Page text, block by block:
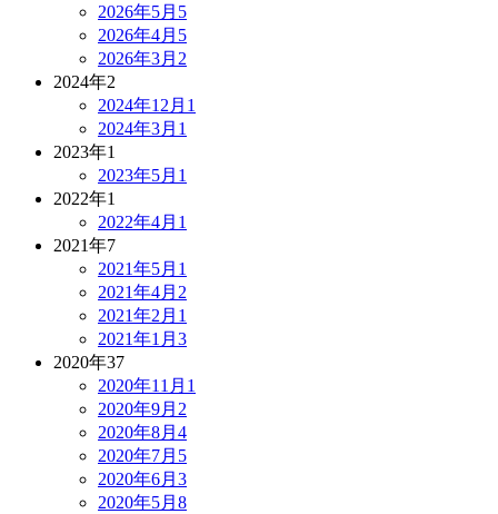
2026年5月 5
2026年4月 5
2026年3月 2
2024年2
2024年12月 1
2024年3月 1
2023年1
2023年5月 1
2022年1
2022年4月 1
2021年7
2021年5月 1
2021年4月 2
2021年2月 1
2021年1月 3
2020年37
2020年11月 1
2020年9月 2
2020年8月 4
2020年7月 5
2020年6月 3
2020年5月 8